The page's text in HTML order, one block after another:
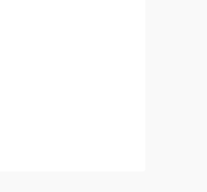
duši značky a